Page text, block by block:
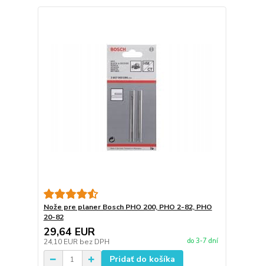
Nože pre planer Bosch PHO 200, PHO 2-82, PHO
20-82
29,64 EUR
24,10 EUR bez DPH do 3-7 dní
Pridať do košíka